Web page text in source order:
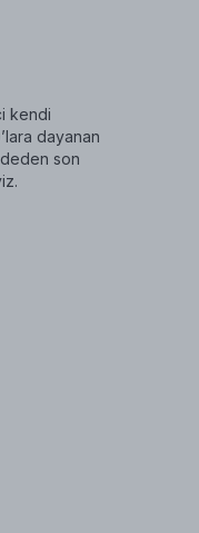
kendi
dayanan
son